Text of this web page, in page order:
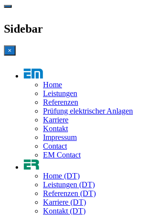
Sidebar
×
Home
Leistungen
Referenzen
Prüfung elektrischer Anlagen
Karriere
Kontakt
Impressum
Contact
EM Contact
Home (DT)
Leistungen (DT)
Referenzen (DT)
Karriere (DT)
Kontakt (DT)